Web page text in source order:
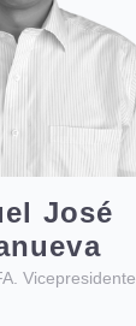
Pape
de Molymet